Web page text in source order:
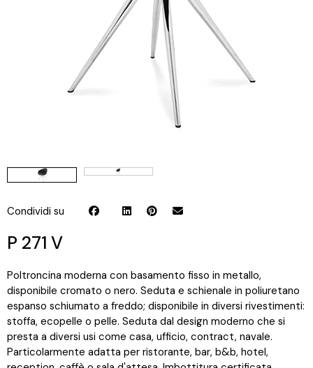
Condividi su
P 271 V
Poltroncina moderna con basamento fisso in metallo,
disponibile cromato o nero. Seduta e schienale in poliuretano
espanso schiumato a freddo; disponibile in diversi rivestimenti:
stoffa, ecopelle o pelle. Seduta dal design moderno che si
presta a diversi usi come casa, ufficio, contract, navale.
Particolarmente adatta per ristorante, bar, b&b, hotel,